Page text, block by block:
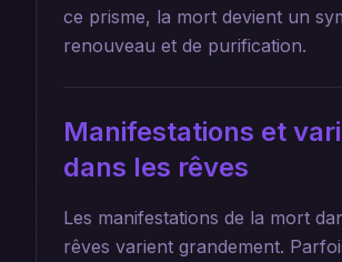
ce prisme, la mort devient un
renouveau et de purification.
Manifestations et
dans les rêves
Les manifestations de la mort
rêves varient grandement.